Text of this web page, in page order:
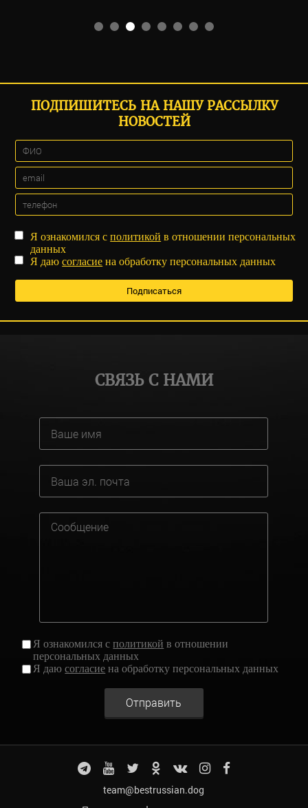
ПОДПИШИТЕСЬ НА НАШУ РАССЫЛКУ
НОВОСТЕЙ
Я ознакомился сполитикой в отношении персональных
данных
Я даюсогласие на обработку персональных данных
СВЯЗЬ С НАМИ
Я ознакомился сполитикой в отношении
персональных данных
Я даюсогласие на обработку персональных данных
Отправить
team@bestrussian.dog